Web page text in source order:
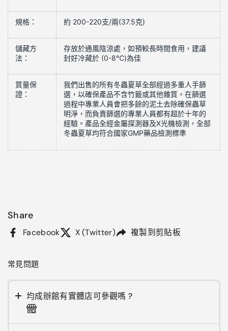
規格： 約 200-220支/兩(37.5克)
儲藏方
法：
存放於通風陰涼處，如預較長時間食用，建議
封好冷藏於 (0-8℃)為佳
質量保
證 ：
我們出售的所有冬蟲夏草全部經過多重人手篩
選，以確保產品不含竹籤或其他雜質。在篩選
過程中專業人員會把多餘的泥土去除確保蟲草
明淨，而負責篩選的專業人員都有超於十年的
經驗。產品全經金屬探測器及X光機檢測，全部
冬蟲夏草均符合國家GMP藥品檢測標準
Share
Facebook X (Twitter) 複製到剪貼板
常見問題
均成辦館有實體店可參觀嗎 ?